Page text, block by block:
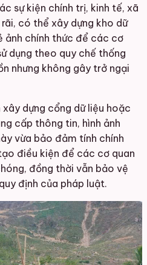
sự kiện chính trị, kinh tế, xã
có thể xây dựng kho dữ
ảnh chính thức để các cơ
dụng theo quy chế thống
nhưng không gây trở ngại
dựng cổng dữ liệu hoặc
cấp thông tin, hình ảnh
vừa bảo đảm tính chính
điều kiện để các cơ quan
đồng thời vẫn bảo vệ
định của pháp luật.